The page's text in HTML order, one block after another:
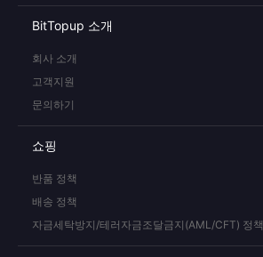
BitTopup 소개
회사 소개
고객지원
문의하기
쇼핑
반품 정책
배송 정책
자금세탁방지/테러자금조달금지(AML/CFT) 정책